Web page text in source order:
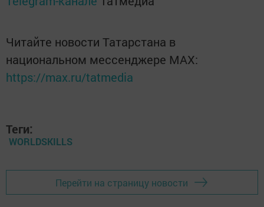
Читайте новости Татарстана в
национальном мессенджере MАХ:
https://max.ru/tatmedia
Теги:
WORLDSKILLS
Перейти на страницу новости